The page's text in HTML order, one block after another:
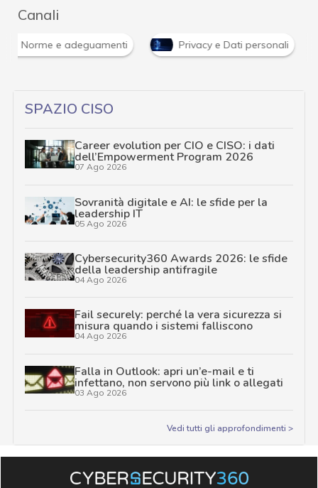
Canali
Norme e adeguamenti Privacy e Dati personali
SPAZIO CISO
Career evolution per CIO e CISO: i dati
dell’Empowerment Program 2026
07 Ago 2026
Sovranità digitale e AI: le sfide per la
leadership IT
05 Ago 2026
Cybersecurity360 Awards 2026: le sfide
della leadership antifragile
04 Ago 2026
Fail securely: perché la vera sicurezza si
misura quando i sistemi falliscono
04 Ago 2026
Falla in Outlook: apri un’e-mail e ti
infettano, non servono più link o allegati
03 Ago 2026
Vedi tutti gli approfondimenti >